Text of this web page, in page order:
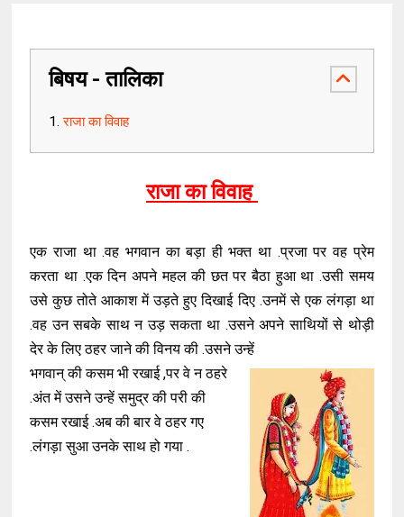
बिषय - तालिका
राजा का विवाह
राजा का विवाह
एक राजा था .वह भगवान का बड़ा ही भक्त था .प्रजा पर वह प्रेम
करता था .एक दिन अपने महल की छत पर बैठा हुआ था .उसी समय
उसे कुछ तोते आकाश में उड़ते हुए दिखाई दिए .उनमें से एक लंगड़ा था
.वह उन सबके साथ न उड़ सकता था .उसने अपने साथियों से थोड़ी
देर के लिए ठहर जाने की विनय की .उसने उन्हें
भगवान् की कसम भी रखाई ,पर वे न ठहरे
.अंत में उसने उन्हें समुद्र की परी की
कसम रखाई .अब की बार वे ठहर गए
.लंगड़ा सुआ उनके साथ हो गया .